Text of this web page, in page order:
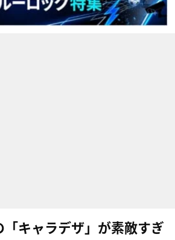
「キャラデザ」が素敵すぎ